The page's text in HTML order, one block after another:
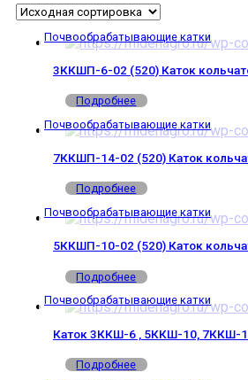
Почвообрабатывающие катки
3ККШП-6-02 (520) Каток
Подробнее
Почвообрабатывающие катки
7ККШП-14-02 (520) Каток
Подробнее
Почвообрабатывающие катки
5ККШП-10-02 (520) Каток
Подробнее
Почвообрабатывающие катки
Каток 3ККШ-6 , 5ККШ-10, 7ККШ-
Подробнее